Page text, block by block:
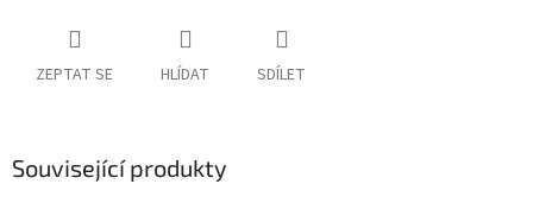
ZEPTAT SE HLÍDAT SDÍLET
Související produkty